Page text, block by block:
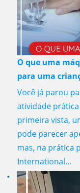
O que uma
para uma
Você já parou
atividade
primeira vista,
pode parecer
mas, na prática
International...